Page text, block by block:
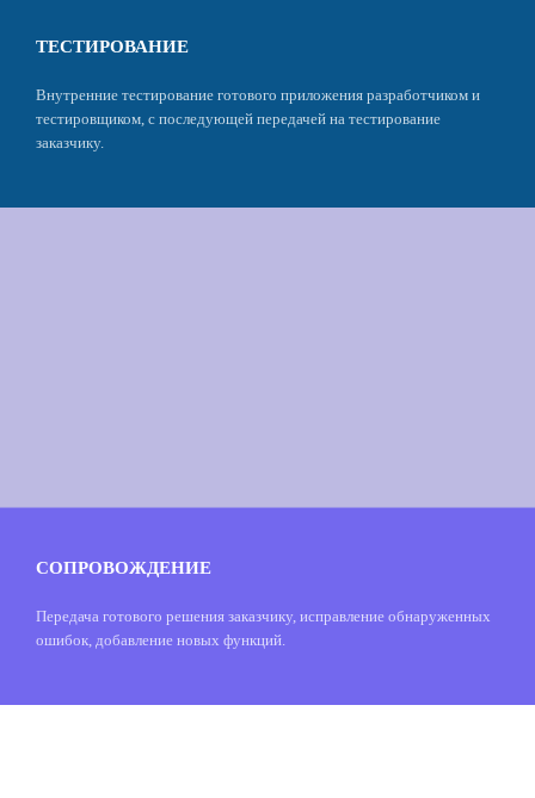
ТЕСТИРОВАНИЕ
Внутренние тестирование готового приложения разработчиком и
тестировщиком, с последующей передачей на тестирование
заказчику.
СОПРОВОЖДЕНИЕ
Передача готового решения заказчику, исправление обнаруженных
ошибок, добавление новых функций.